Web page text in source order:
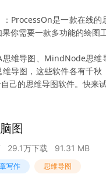
：ProcessOn是一款在线
你需要一款多功能的绘图
维导图、MindNode思维
导图，这些软件各有千
己的思维导图软件。快来
图
29.1万下载 91.31 MB
写作 思维导图